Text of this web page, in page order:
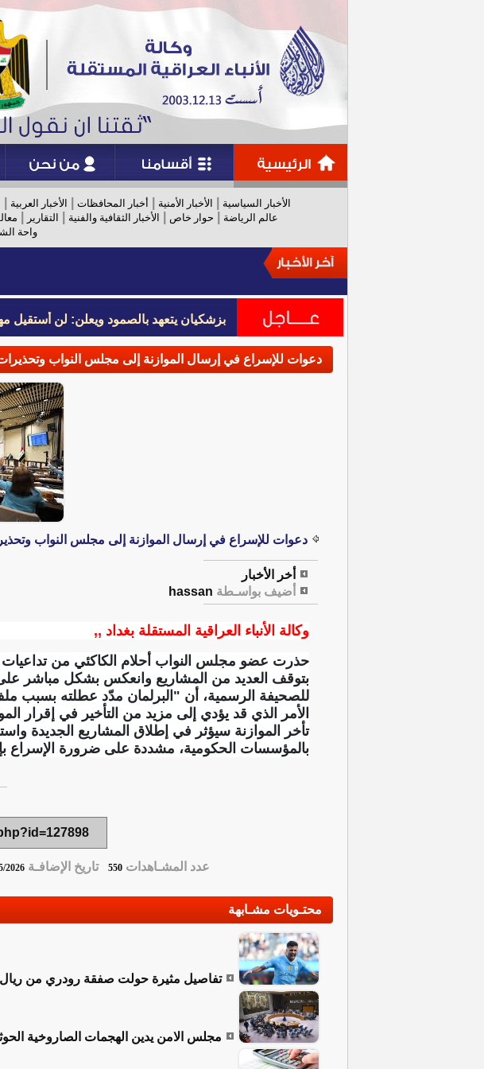
الأخبار السياسية الأخبار الأمنية أخبار المحافظات الأخبار العربية
عالم الرياضة
حوار خاص الأخبار الثقافية والفنية التقارير
واحة
بزشكيان يتعهد بالصمود ويعلن: لن أستقيل
بزشكيان يتعهد بالصمود ويعلن: لن أستقيل
دعوات للإسراع في إرسال الموازنة إلى مجلس النواب
دعوات للإسراع في إرسال الموازنة إلى مجلس النواب
أخر الأخبار
أضيف بواسـطة hassan
وكالة الأنباء العراقية المستقلة بغداد ,,
حذرت عضو مجلس النواب أحلام الكاكئي من تداعيات
بتوقف العديد من المشاريع وانعكس بشكل مباشر
للصحيفة الرسمية، أن "البرلمان مدّد عطلته بسبب ملف
الأمر الذي قد يؤدي إلى مزيد من التأخير في إقرار
تأخر الموازنة سيؤثر في إطلاق المشاريع الجديدة
بالمؤسسات الحكومية، مشددة على ضرورة الإسراع
عدد المشـاهدات550 تاريخ الإضافـة- 10:16
محتـويات مشـابهة
تفاصيل مثيرة حولت صفقة رودري من ريال
مجلس الامن يدين الهجمات الصاروخية